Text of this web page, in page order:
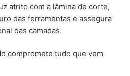
atrito com a lâmina de corte,
das ferramentas e assegura
das camadas.
compromete tudo que vem